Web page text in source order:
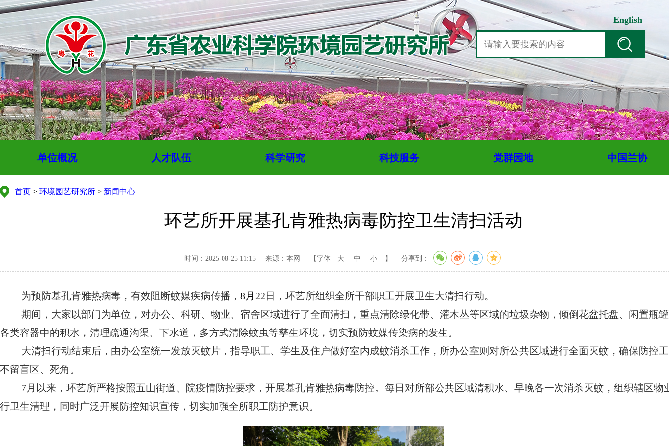
English
单位概况 人才队伍 科学研究 科技服务 党群园地 中国兰协
首页 > 环境园艺研究所 > 新闻中心
环艺所开展基孔肯雅热病毒防控卫生清扫活动
时间：2025-08-25 11:15 来源：本网 【字体： 大 中 小 】 分享到：
为预防基孔肯雅热病毒，有效阻断蚊媒疾病传播，8月 22 日，环艺所组织全所干部职工开展卫生大清扫行动。
期间，大家以部门为单位，对办公、科研、物业、宿舍区域进行了全面清扫，重点清除绿化带、灌木丛等区域的垃圾杂物，倾倒花盆托盘、闲置瓶
各类容器中的积水，清理疏通沟渠、下水道，多方式清除蚊虫等孳生环境，切实预防蚊媒传染病的发生。
大清扫行动结束后，由办公室统一发放灭蚊片，指导职工、学生及住户做好室内成蚊消杀工作，所办公室则对所公共区域进行全面灭蚊，确保防控
不留盲区、死角。
7月以来，环艺所严格按照五山街道、院疫情防控要求，开展基孔肯雅热病毒防控。每日对所部公共区域清积水、早晚各一次消杀灭蚊，组织辖区物
行卫生清理，同时广泛开展防控知识宣传，切实加强全所职工防护意识。